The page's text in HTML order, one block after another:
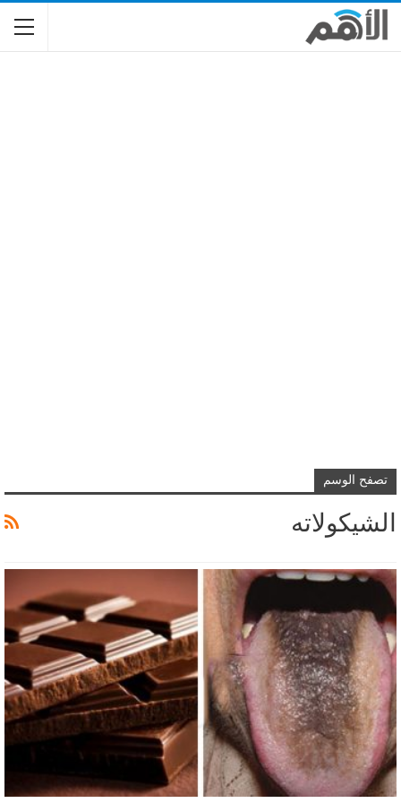
تصفح الوسم
الشيكولاته